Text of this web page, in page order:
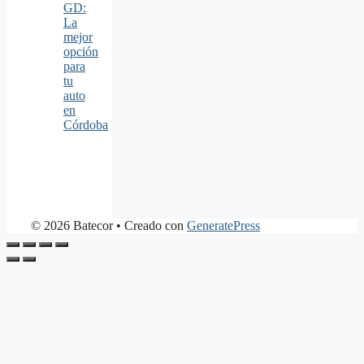
GD:
La
mejor
opción
para
tu
auto
en
Córdoba
© 2026 Batecor• Creado con GeneratePress